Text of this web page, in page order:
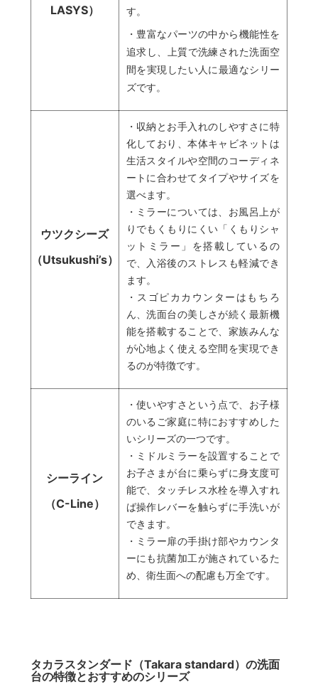
LASYS）
す。
・豊富なパーツの中から機能性を
追求し、上質で洗練された洗面空
間を実現したい人に最適なシリー
ズです。
ウツクシーズ
（Utsukushi’s）
・収納とお手入れのしやすさに特
化しており、本体キャビネットは
生活スタイルや空間のコーディネ
ートに合わせてタイプやサイズを
選べます。
・ミラーについては、お風呂上が
りでもくもりにくい「くもりシャ
ットミラー」を搭載しているの
で、入浴後のストレスも軽減でき
ます。
・スゴピカカウンターはもちろ
ん、洗面台の美しさが続く最新機
能を搭載することで、家族みんな
が心地よく使える空間を実現でき
るのが特徴です。
シーライン
（C-Line）
・使いやすさという点で、お子様
のいるご家庭に特におすすめした
いシリーズの一つです。
・ミドルミラーを設置することで
お子さまが台に乗らずに身支度可
能で、タッチレス水栓を導入すれ
ば操作レバーを触らずに手洗いが
できます。
・ミラー扉の手掛け部やカウンタ
ーにも抗菌加工が施されているた
め、衛生面への配慮も万全です。
タカラスタンダード（Takara standard）の洗面
台の特徴とおすすめのシリーズ